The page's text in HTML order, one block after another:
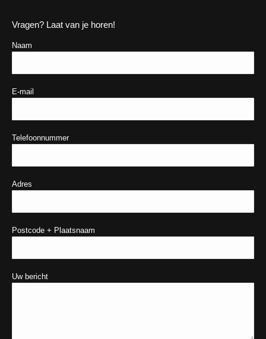
Vragen? Laat van je horen!
Naam
E-mail
Telefoonnummer
Adres
Postcode + Plaatsnaam
Uw bericht